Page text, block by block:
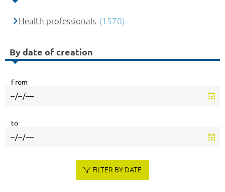
Health professionals (1570)
By date of creation
From
to
FILTER BY DATE